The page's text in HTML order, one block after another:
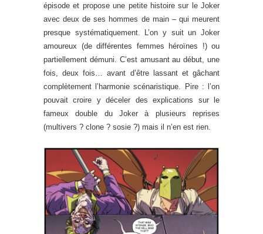
épisode et propose une petite histoire sur le Joker
avec deux de ses hommes de main – qui meurent
presque systématiquement. L’on y suit un Joker
amoureux (de différentes femmes héroïnes !) ou
partiellement démuni. C’est amusant au début, une
fois, deux fois… avant d’être lassant et gâchant
complètement l’harmonie scénaristique. Pire : l’on
pouvait croire y déceler des explications sur le
fameux double du Joker à plusieurs reprises
(multivers ? clone ? sosie ?) mais il n’en est rien.